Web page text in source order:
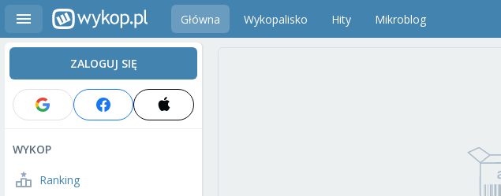
Główna Wykopalisko Hity Mikroblog
ZALOGUJ SIĘ
WYKOP
Ranking